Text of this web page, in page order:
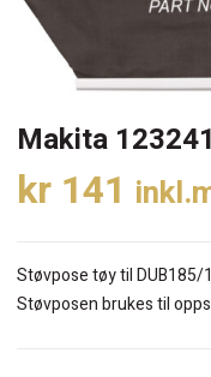
Makita
kr 141
Støvpose tøy til DUB185/
Støvposen brukes til